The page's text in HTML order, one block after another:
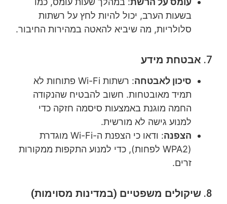
בשעות הערב, יכול להיות לחץ על רשתות
סלולריות, מה שיביא להאטה במהירות החיבור.
7. אבטחת מידע
סיכון לאבטחה
: רשתות Wi-Fi פתוחות לא
תמיד מאובטחות. חשוב להבטיח שהנקודה
החמה מוגנת באמצעות סיסמה חזקה כדי
למנוע גישה לא מורשית.
הצפנה
: ודאו כי הצפנת ה-Wi-Fi מוגדרת
(WPA2 לפחות), כדי למנוע התקפות ממקורות
זרים.
8. שיקולים משפטיים (במדינות מסוימות)